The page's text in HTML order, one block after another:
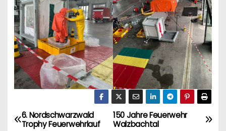
B
150 Jahre Feuerwehr
Walzbachtal
6. Nordschwarzwald
Trophy Feuerwehrlauf